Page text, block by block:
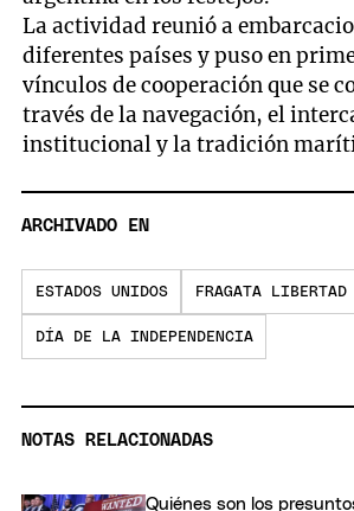
La actividad reunió a
diferentes países y puso en
vínculos de cooperación que se
través de la navegación, el
institucional y la tradición
ARCHIVADO EN
ESTADOS UNIDOS FRAGATA LIBERTAD
DÍA DE LA INDEPENDENCIA
NOTAS RELACIONADAS
Quiénes son los